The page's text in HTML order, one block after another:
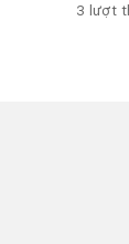
3 lượt